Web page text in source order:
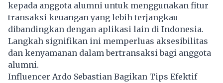
kepada anggota alumni untuk menggunakan fitur
transaksi keuangan yang lebih terjangkau
dibandingkan dengan aplikasi lain di Indonesia.
Langkah signifikan ini memperluas aksesibilitas
dan kenyamanan dalam bertransaksi bagi anggota
alumni.
Influencer Ardo Sebastian Bagikan Tips Efektif